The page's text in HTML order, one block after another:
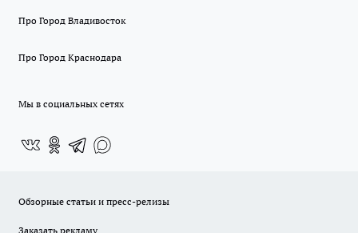
Про Город Владивосток
Про Город Краснодара
Мы в социальных сетях
Обзорные статьи и пресс-релизы
Заказать рекламу